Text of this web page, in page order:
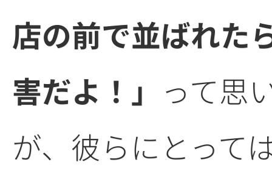
店の前で並ばれた
害だよ！」 って思
が、彼らにとって